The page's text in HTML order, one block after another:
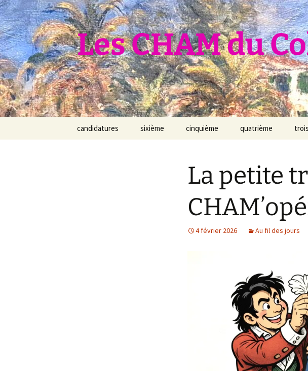
Aller
au
contenu
Les CHAM du
candidatures sixième cinquième quatrième
La petite
4 février 2026 Au fil des jours